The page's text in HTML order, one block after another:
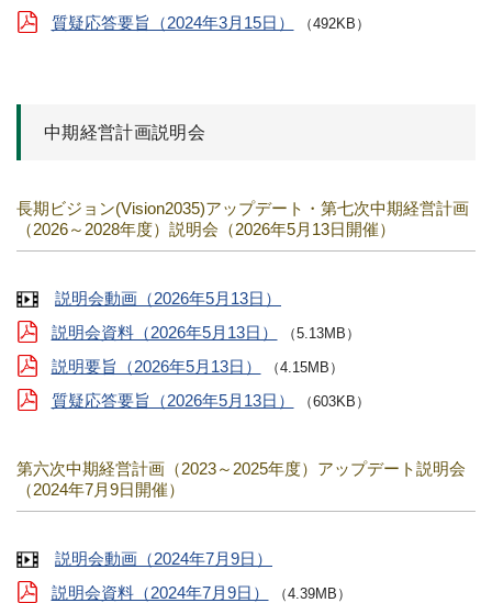
質疑応答要旨（2024年3月15日） （492KB）
中期経営計画説明会
長期ビジョン(Vision2035)アップデート・第七次中期経営計画
（2026～2028年度）説明会（2026年5月13日開催）
説明会動画（2026年5月13日）
説明会資料（2026年5月13日）
（5.13MB）
説明要旨（2026年5月13日） （4.15MB）
質疑応答要旨（2026年5月13日） （603KB）
第六次中期経営計画（2023～2025年度）アップデート説明会
（2024年7月9日開催）
説明会動画（2024年7月9日）
説明会資料（2024年7月9日）
（4.39MB）